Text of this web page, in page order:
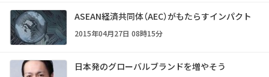
ASEAN経済共同体（AEC）がもたらすインパクト
2015年04月27日 08時15分
日本発のグローバルブランドを増やそう